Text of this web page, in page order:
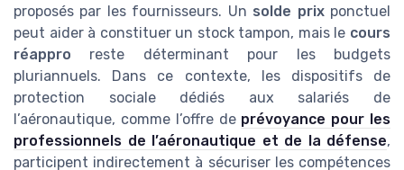
proposés par les fournisseurs. Un solde prixponctuel
peut aider à constituer un stock tampon, mais le cours
réappro reste déterminant pour les budgets
pluriannuels. Dans ce contexte, les dispositifs de
protection sociale dédiés aux salariés de
l’aéronautique, comme l’offre de prévoyance pour les
professionnels de l’aéronautique et de la défense,
participent indirectement à sécuriser les compétences